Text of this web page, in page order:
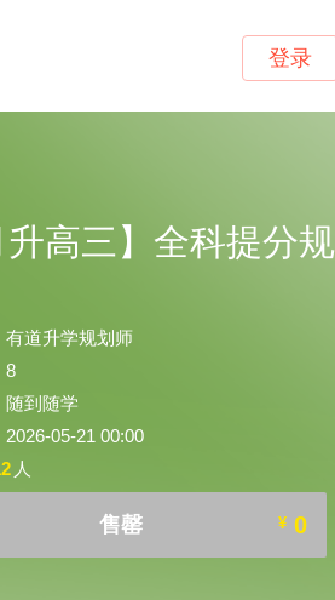
登录
升高三】全科提分规
有道升学规划师
8
随到随学
05-21 00:00
人
售罄 ¥ 0